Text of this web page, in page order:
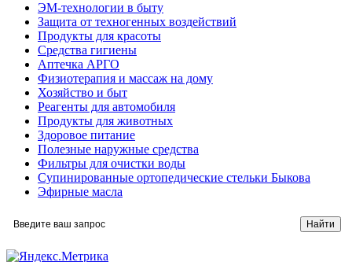
ЭМ-технологии в быту
Защита от техногенных воздействий
Продукты для красоты
Средства гигиены
Аптечка АРГО
Физиотерапия и массаж на дому
Хозяйство и быт
Реагенты для автомобиля
Продукты для животных
Здоровое питание
Полезные наружные средства
Фильтры для очистки воды
Супинированные ортопедические стельки Быкова
Эфирные масла